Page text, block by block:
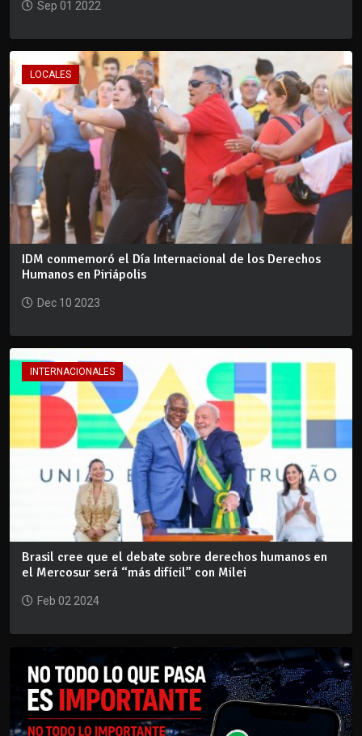
Sep 01 2022
LOCALES
IDM conmemoró el Día Internacional de los Derechos
Humanos en Piriápolis
Dec 10 2023
INTERNACIONALES
Brasil cree que el debate sobre derechos humanos en
el Mercosur será “más difícil” con Milei
Feb 02 2024